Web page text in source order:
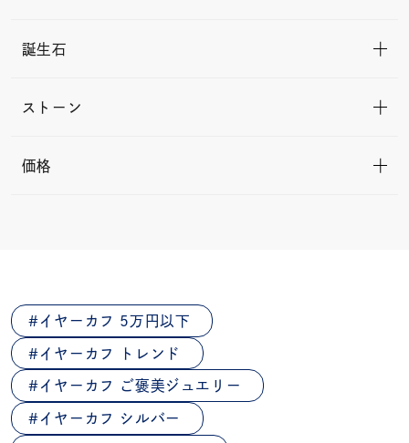
誕生石
ストーン
価格
イヤーカフ 5万円以下
イヤーカフ トレンド
イヤーカフ ご褒美ジュエリー
イヤーカフ シルバー